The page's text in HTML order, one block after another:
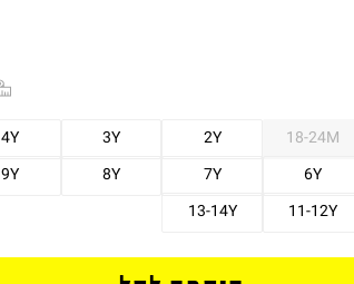
18-24M
2Y
3Y
4Y
6Y
7Y
8Y
9Y
11-12Y
13-14Y